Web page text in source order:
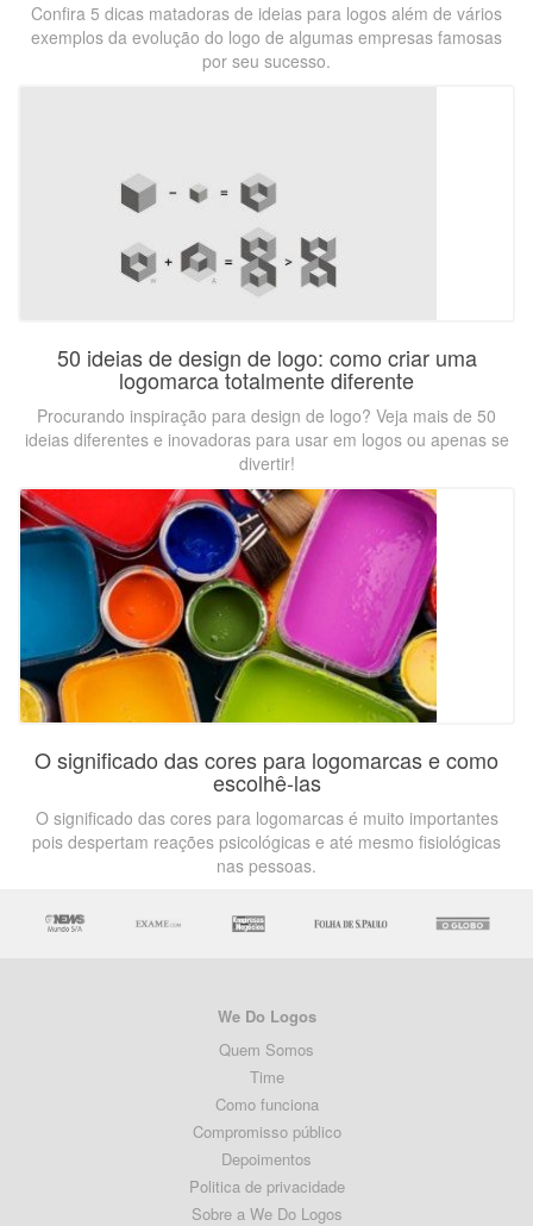
Confira 5 dicas matadoras de ideias para logos além de vários
exemplos da evolução do logo de algumas empresas famosas
por seu sucesso.
50 ideias de design de logo: como criar uma
logomarca totalmente diferente
Procurando inspiração para design de logo? Veja mais de 50
ideias diferentes e inovadoras para usar em logos ou apenas se
divertir!
O significado das cores para logomarcas e como
escolhê-las
O significado das cores para logomarcas é muito importantes
pois despertam reações psicológicas e até mesmo fisiológicas
nas pessoas.
We Do Logos
Quem Somos
Time
Como funciona
Compromisso público
Depoimentos
Politica de privacidade
Sobre a We Do Logos